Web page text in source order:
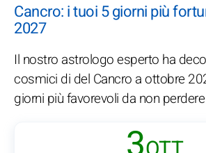
Cancro: i tuoi 5 giorni più
2027
Il nostro astrologo esperto ha
cosmici di del Cancro a ottobre
giorni più favorevoli da non